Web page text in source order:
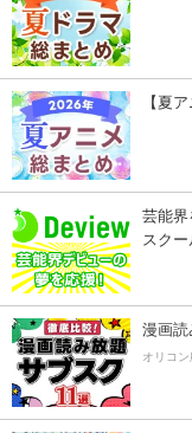
【夏
芸能界
スク
漫画読
オリコ